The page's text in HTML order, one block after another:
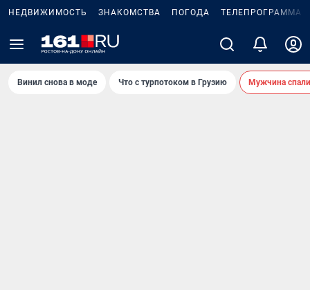
НЕДВИЖИМОСТЬ ЗНАКОМСТВА ПОГОДА ТЕЛЕПРОГРАММА
Винил снова в моде Что с турпотоком в Грузию Мужчина